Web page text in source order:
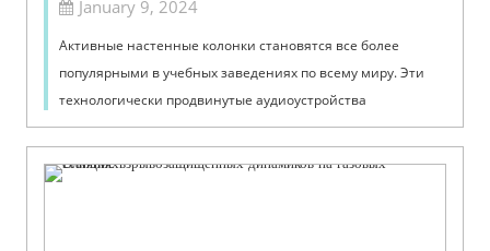
January 9, 2024
Активные настенные колонки становятся все более
популярными в учебных заведениях по всему миру. Эти
технологически продвинутые аудиоустройства
предлагают ряд преимуществ, которые улучшают